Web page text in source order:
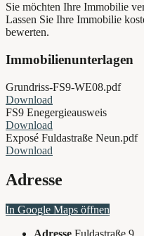
Sie möchten Ihre Immobilie
Lassen Sie Ihre Immobilie
bewerten.
Immobilienunterlagen
Grundriss-FS9-WE08.pdf
Download
FS9 Enegergieausweis
Download
Exposé Fuldastraße Neun.pdf
Download
Adresse
In Google Maps öffnen